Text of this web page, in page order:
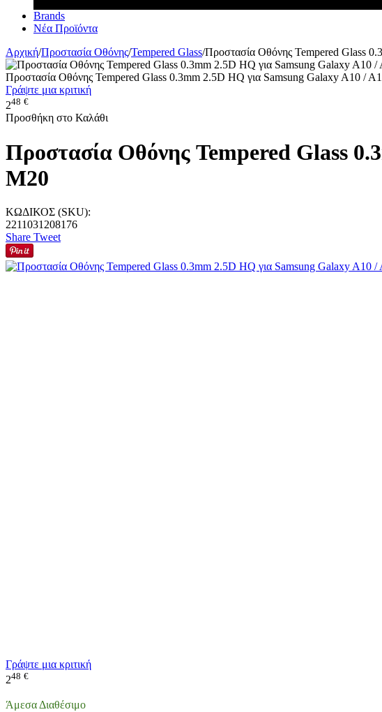
Brands
Νέα Προϊόντα
Αρχική/Προστασία Οθόνης/Tempered Glass/Προστασία Οθόνης Tempered Glass
Προστασία Οθόνης Tempered Glass 0.3mm 2.5D HQ για Samsung Galaxy A10 /
Γράψτε μια κριτική
248 €
Προσθήκη στο Καλάθι
Προστασία Οθόνης Tempered Glass
M20
ΚΩΔΙΚΟΣ (SKU):
2211031208176
Share Tweet
Γράψτε μια κριτική
248 €
Άμεσα Διαθέσιμο